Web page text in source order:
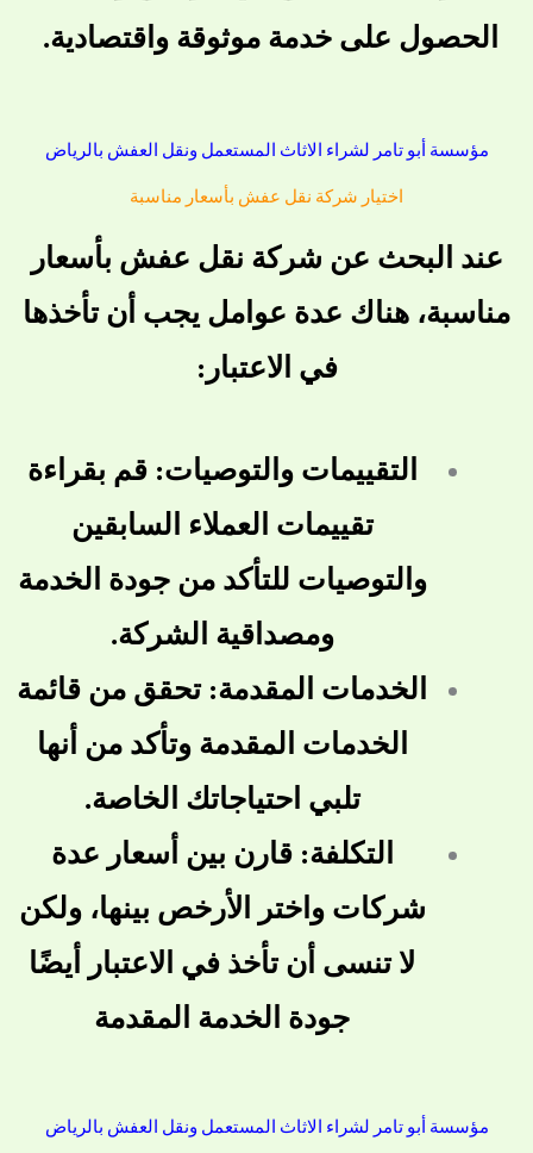
الحصول على خدمة موثوقة واقتصادية.
مؤسسة أبو تامر لشراء الاثاث المستعمل ونقل العفش بالرياض
اختيار شركة نقل عفش بأسعار مناسبة
عند البحث عن شركة نقل عفش بأسعار
مناسبة، هناك عدة عوامل يجب أن تأخذها
في الاعتبار:
التقييمات والتوصيات: قم بقراءة
تقييمات العملاء السابقين
والتوصيات للتأكد من جودة الخدمة
ومصداقية الشركة.
الخدمات المقدمة: تحقق من قائمة
الخدمات المقدمة وتأكد من أنها
تلبي احتياجاتك الخاصة.
التكلفة: قارن بين أسعار عدة
شركات واختر الأرخص بينها، ولكن
لا تنسى أن تأخذ في الاعتبار أيضًا
جودة الخدمة المقدمة
مؤسسة أبو تامر لشراء الاثاث المستعمل ونقل العفش بالرياض